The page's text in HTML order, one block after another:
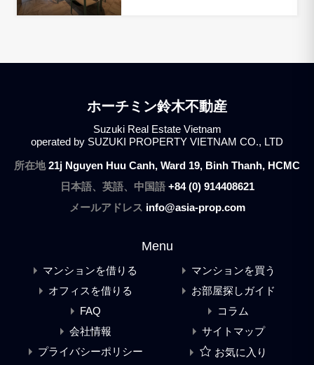
ホーチミン鈴木不動産
Suzuki Real Estate Vietnam
operated by SUZUKI PROPERTY VIETNAM CO., LTD
所在地21j Nguyen Huu Canh, Ward 19, Binh Thanh, HCMC
日本語、英語、中国語 +84 (0) 914408621
メールアドレス info@asia-prop.com
Menu
マンションを借りる
マンションを買う
オフィスを借りる
お部屋探しガイド
FAQ
コラム
会社情報
サイトマップ
プライバシーポリシー
お気に入り